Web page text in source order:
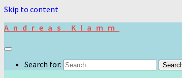
Skip to content
Andreas Klamm
Search for: